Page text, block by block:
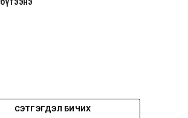
СЭТГЭГДЭЛ БИЧИХ